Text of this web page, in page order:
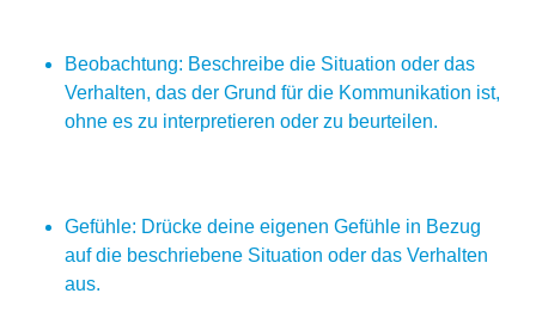
Beobachtung: Beschreibe die Situation oder das
Verhalten, das der Grund für die Kommunikation ist,
ohne es zu interpretieren oder zu beurteilen.
Gefühle: Drücke deine eigenen Gefühle in Bezug
auf die beschriebene Situation oder das Verhalten
aus.